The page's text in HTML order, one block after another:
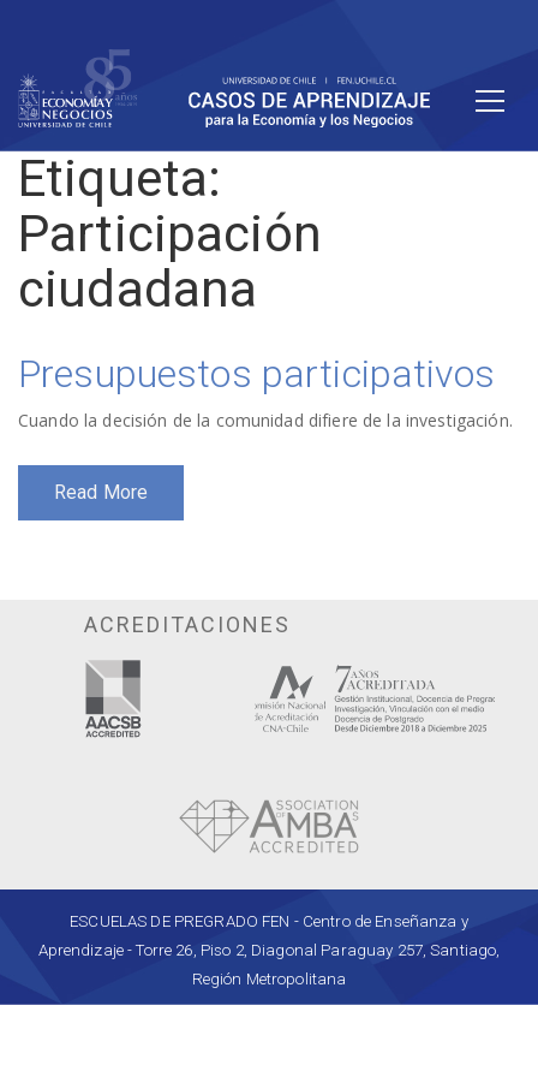
Etiqueta:
Participación
ciudadana
Presupuestos participativos
Cuando la decisión de la comunidad difiere de la investigación.
Read More
ACREDITACIONES
ESCUELAS DE PREGRADO FEN - Centro de Enseñanza y
Aprendizaje - Torre 26, Piso 2, Diagonal Paraguay 257, Santiago,
Región Metropolitana